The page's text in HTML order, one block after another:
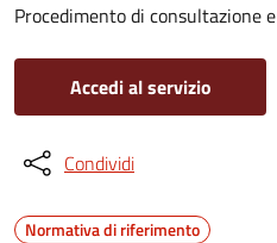
Procedimento di consultazione
Accedi al servizio
Condividi
Normativa di riferimento